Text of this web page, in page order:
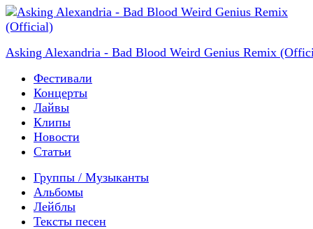
Asking Alexandria - Bad Blood Weird Genius Remix
Фестивали
Концерты
Лайвы
Клипы
Новости
Статьи
Группы / Музыканты
Альбомы
Лейблы
Тексты песен